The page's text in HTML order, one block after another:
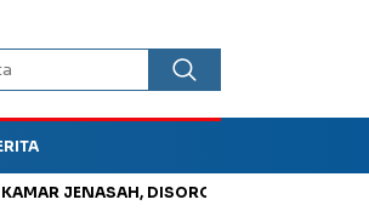
JENASAH, DISOROT